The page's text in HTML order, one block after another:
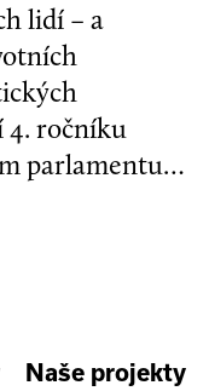
lidí – a
4. ročníku
parlamentu v
nové
Naše projekty